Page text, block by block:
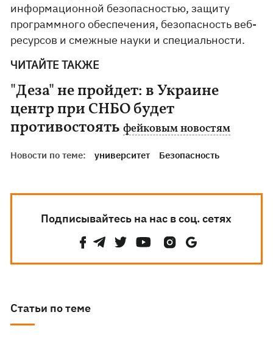
информационной безопасностью, защиту
программного обеспечения, безопасность веб-
ресурсов и смежные науки и специальности.
ЧИТАЙТЕ ТАКЖЕ
"Деза" не пройдет: в Украине
центр при СНБО будет
противостоятьфейковым новостям
Новости по теме: университет Безопасность
Подписывайтесь на нас в соц. сетях
Статьи по теме